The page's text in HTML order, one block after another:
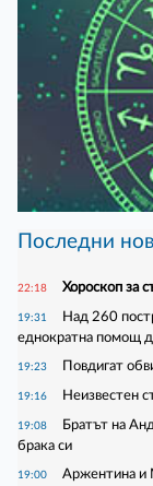
Последни
22:18 Хороскоп за
19:31
Над 260
еднократна помощ
19:23 Повдигат
19:16 Неизвестен
19:08
Братът на
брака си
19:00
Аржентина и